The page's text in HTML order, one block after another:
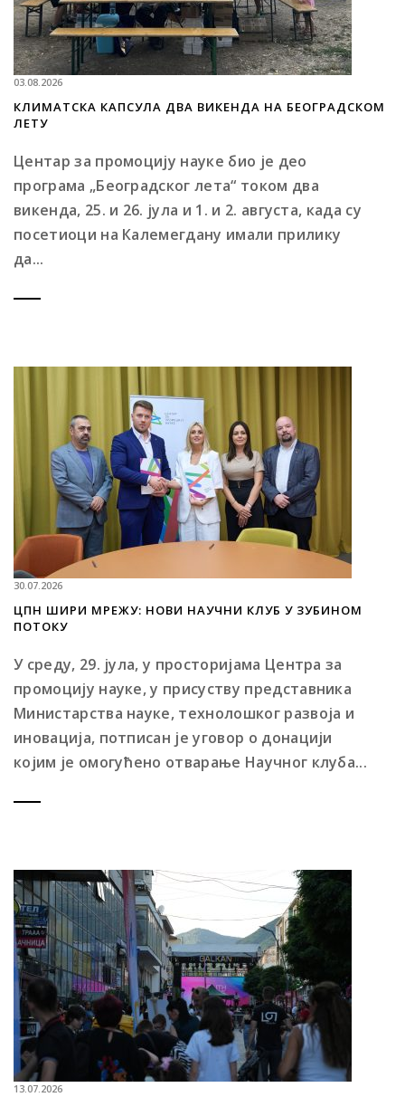
03.08.2026
КЛИМАТСКА КАПСУЛА ДВА ВИКЕНДА НА БЕОГРАДСКОМ
ЛЕТУ
Центар за промоцију науке био је део
програма „Београдског лета“ током два
викенда, 25. и 26. јула и 1. и 2. августа, када су
посетиоци на Калемегдану имали прилику
да...
30.07.2026
ЦПН ШИРИ МРЕЖУ: НОВИ НАУЧНИ КЛУБ У ЗУБИНОМ
ПОТОКУ
У среду, 29. јула, у просторијама Центра за
промоцију науке, у присуству представника
Министарства науке, технолошког развоја и
иновација, потписан је уговор о донацији
којим је омогућено отварање Научног клуба...
13.07.2026